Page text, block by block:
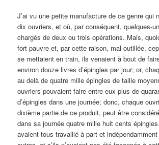
J’ai vu une petite manufacture de ce genre qui
dix ouvriers, et où, par conséquent, quelques-
chargés de deux ou trois opérations. Mais,
fort pauvre et, par cette raison, mal outillée,
se mettaient en train, ils venaient à bout de
environ douze livres d’épingles par jour; or,
au delà de quatre mille épingles de taille
ouvriers pouvaient faire entre eux plus de
d’épingles dans une journée; donc, chaque
dixième partie de ce produit, peut être
dans sa journée quatre mille huit cents
avaient tous travaillé à part et